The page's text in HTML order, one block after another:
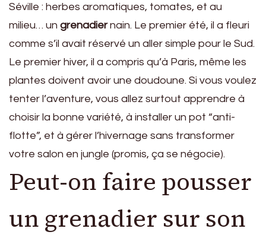
Séville : herbes aromatiques, tomates, et au
milieu… un grenadiernain. Le premier été, il a fleuri
comme s’il avait réservé un aller simple pour le Sud.
Le premier hiver, il a compris qu’à Paris, même les
plantes doivent avoir une doudoune. Si vous voulez
tenter l’aventure, vous allez surtout apprendre à
choisir la bonne variété, à installer un pot “anti-
flotte”, et à gérer l’hivernage sans transformer
votre salon en jungle (promis, ça se négocie).
Peut-on faire pousser
un grenadier sur son